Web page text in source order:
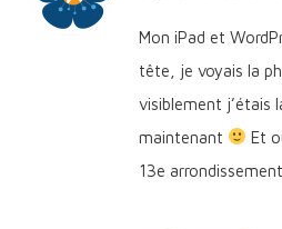
Mon iPad et
tête, je voyais la
visiblement j’étais
maintenant
Et
13e